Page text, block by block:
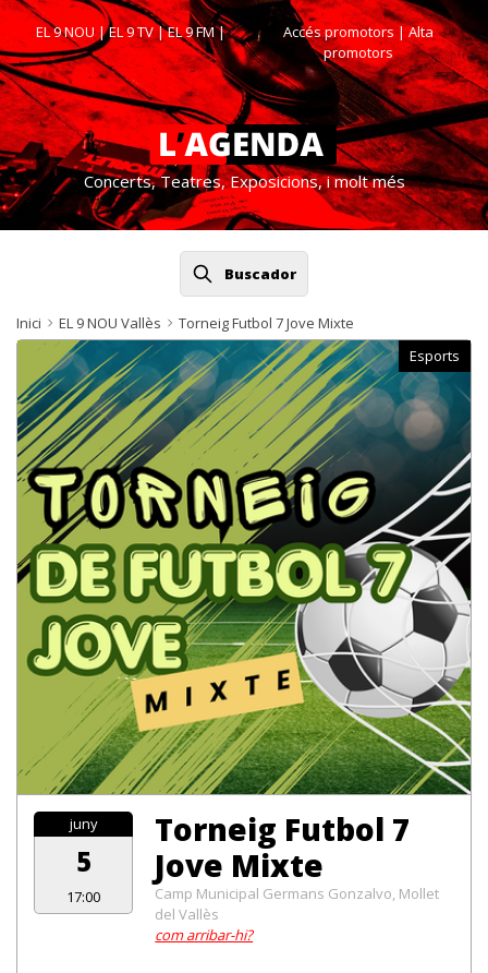
EL 9 NOU|EL 9 TV|EL 9 FM| Accés promotors| Alta
promotors
Concerts, Teatres, Exposicions, i molt més
Buscador
Inici EL 9 NOU Vallès Torneig Futbol 7 Jove Mixte
juny
5
17:00
Torneig Futbol 7
Jove Mixte
Camp Municipal Germans Gonzalvo, Mollet
del Vallès
com arribar-hi?
Esports